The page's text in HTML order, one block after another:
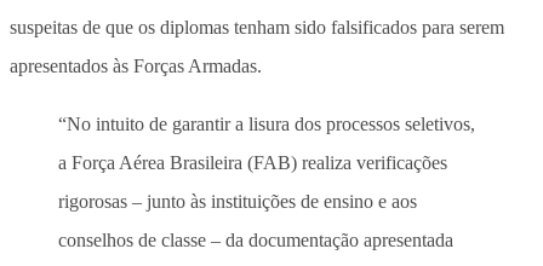
suspeitas de que os diplomas tenham sido falsificados para serem
apresentados às Forças Armadas.
“No intuito de garantir a lisura dos processos seletivos,
a Força Aérea Brasileira (FAB) realiza verificações
rigorosas – junto às instituições de ensino e aos
conselhos de classe – da documentação apresentada